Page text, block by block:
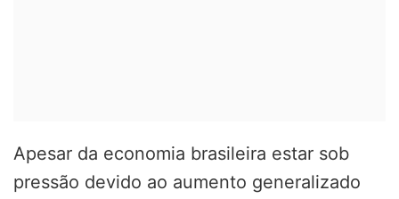
Apesar da economia brasileira estar sob
pressão devido ao aumento generalizado